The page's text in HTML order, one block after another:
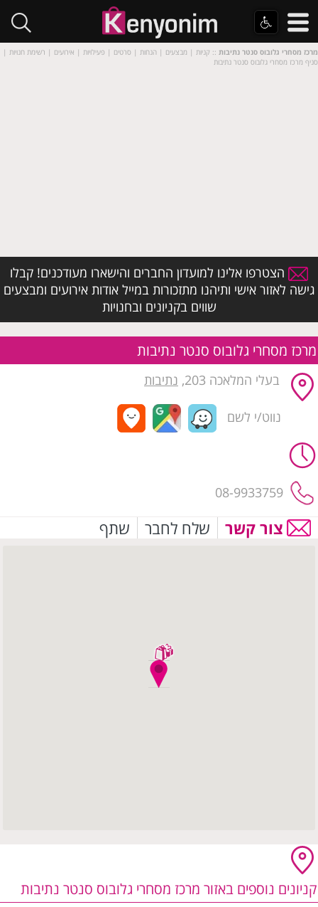
מרכז מסחרי גלובוס סנטר נתיבות :: קניות | מבצעים | הנחות | סרטים | פעילויות | אירועים | רשימת חנויות |
סניף מרכז מסחרי גלובוס סנטר נתיבות
הצטרפו אלינו למועדון החברים והישארו מעודכנים! קבלו
גישה לאזור אישי ותיהנו מתזכורות במייל אודות אירועים ומבצעים
שווים בקניונים ובחנויות
מרכז מסחרי גלובוס סנטר נתיבות
בעלי המלאכה 203‎, נתיבות
נווט/י לשם
08-9933759
צור קשר שלח לחבר שתף
קניונים נוספים באזור מרכז מסחרי גלובוס סנטר נתיבות